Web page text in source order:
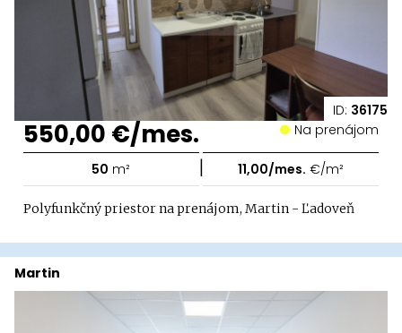
ID: 36175
550,00 €/mes. Na prenájom
50 m² | 11,00/mes. €/m²
Polyfunkčný priestor na prenájom, Martin - Ľadoveň
Martin